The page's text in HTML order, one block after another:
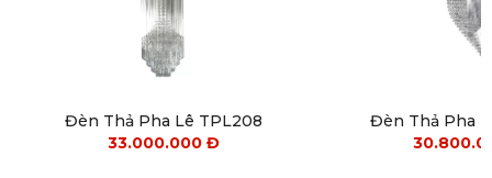
Đèn Thả Pha Lê TPL208
33.000.000Đ
Đèn Thả Pha